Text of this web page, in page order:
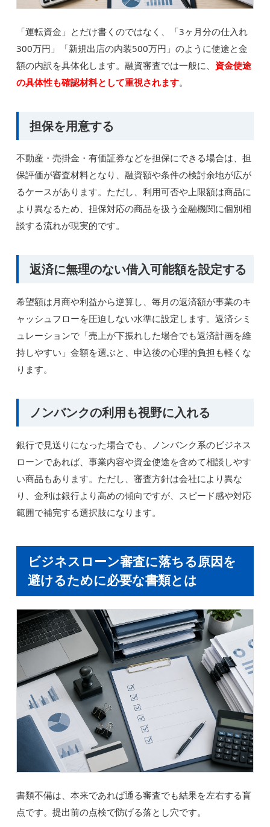
「運転資金」とだけ書くのではなく、「3ヶ月分の仕入れ
300万円」「新規出店の内装500万円」のように使途と金
額の内訳を具体化します。融資審査では一般に、 資金使途
の具体性も確認材料として重視されます。
担保を用意する
不動産・売掛金・有価証券などを担保にできる場合は、担
保評価が審査材料となり、融資額や条件の検討余地が広が
るケースがあります。ただし、利用可否や上限額は商品に
より異なるため、担保対応の商品を扱う金融機関に個別相
談する流れが現実的です。
返済に無理のない借入可能額を設定する
希望額は月商や利益から逆算し、毎月の返済額が事業のキ
ャッシュフローを圧迫しない水準に設定します。返済シミ
ュレーションで「売上が下振れした場合でも返済計画を維
持しやすい」金額を選ぶと、申込後の心理的負担も軽くな
ります。
ノンバンクの利用も視野に入れる
銀行で見送りになった場合でも、ノンバンク系のビジネス
ローンであれば、事業内容や資金使途を含めて相談しやす
い商品もあります。ただし、審査方針は会社により異な
り、金利は銀行より高めの傾向ですが、スピード感や対応
範囲で補完する選択肢になります。
ビジネスローン審査に落ちる原因を
避けるために必要な書類とは
書類不備は、本来であれば通る審査でも結果を左右する盲
点です。提出前の点検で防げる落とし穴です。